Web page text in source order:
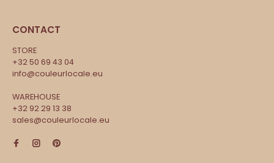
CONTACT
STORE
+32 50 69 43 04
info@couleurlocale.eu
WAREHOUSE
+32 92 29 13 38
sales@couleurlocale.eu